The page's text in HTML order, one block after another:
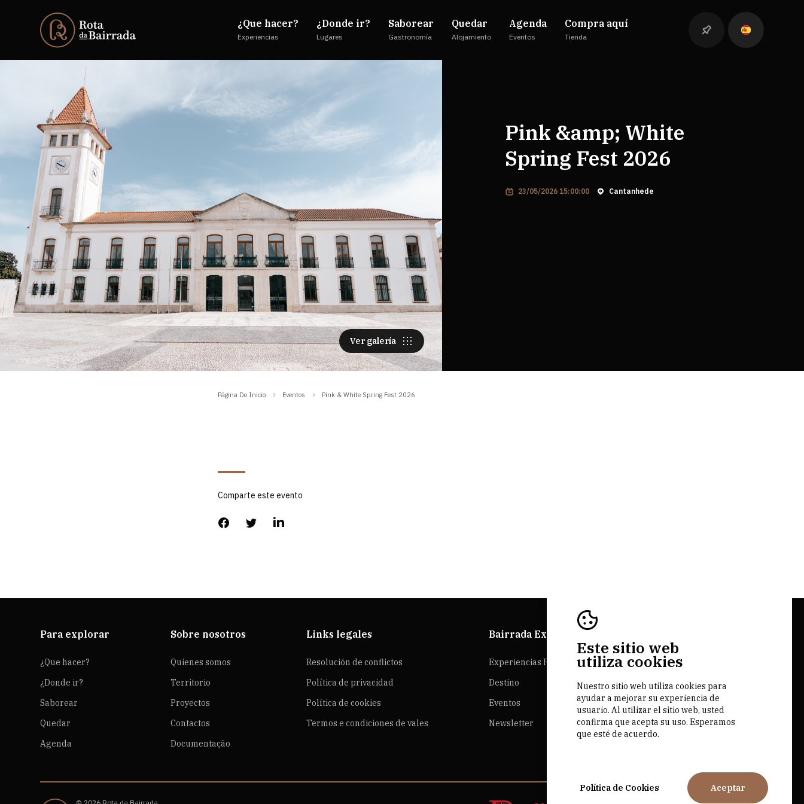
Este sitio web
utiliza cookies
Nuestro sitio web utiliza cookies para
ayudar a mejorar su experiencia de
usuario. Al utilizar el sitio web, usted
confirma que acepta su uso. Esperamos
que esté de acuerdo.
Política de Cookies Aceptar
¿Que hacer?
Experiencias
¿Donde ir?
Lugares
Saborear
Gastronomía
Quedar
Alojamiento
Agenda
Eventos
Compra aquí
Tienda
Ver galería
Pink &amp; White
Spring Fest 2026
23/05/2026 15:00:00 Cantanhede
Página De Inicio Eventos Pink & White Spring Fest 2026
Comparte este evento
Para explorar
¿Que hacer?
¿Donde ir?
Saborear
Quedar
Agenda
Sobre nosotros
Quienes somos
Territorio
Proyectos
Contactos
Documentação
Links legales
Resolución de conflictos
Política de privacidad
Política de cookies
Termos e condiciones de vales
Bairrada Explorer
Experiencias Personalizadas
Destino
Eventos
Newsletter
Loja bairrada
CVR Bairrada